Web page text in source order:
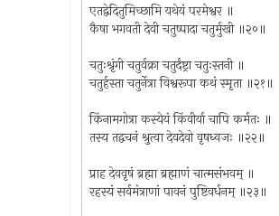
एतद्वेदितुमिच्छामि यथेयं परमेश्वर ॥
कैषा भगवती देवी चतुष्पादा चतुर्मुखी ॥२०॥
चतुःश्रृंगी चतुर्वक्रा चतुर्दंष्ट्रा चतुःस्तनी ॥
चतुर्हस्ता चतुर्नेत्रा विश्वरूपा कथं स्मृता ॥२१॥
किंनामगोत्रा कस्येयं किंवीर्या चापि कर्मतः ॥
तस्य तद्वचनं श्रुत्वा देवदेवो वृषध्वजः ॥२२॥
प्राह देववृषं ब्रह्मा ब्रह्माणं चात्मसंभवम् ॥
रहस्यं सर्वमंत्राणां पावनं पुष्टिवर्धनम् ॥२३॥